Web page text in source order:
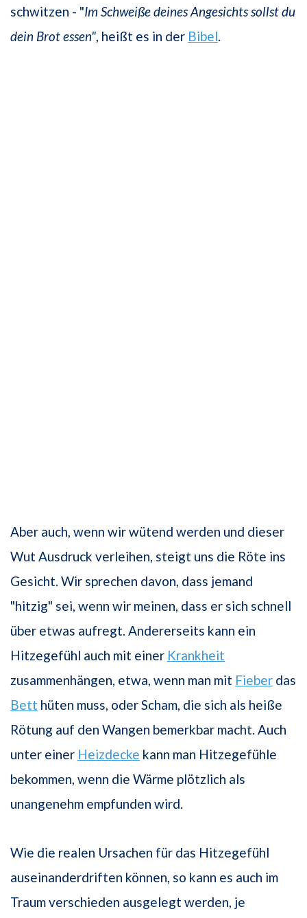
schwitzen - "Im Schweiße deines Angesichts sollst du
dein Brot essen", heißt es in der Bibel.
Aber auch, wenn wir wütend werden und dieser
Wut Ausdruck verleihen, steigt uns die Röte ins
Gesicht. Wir sprechen davon, dass jemand
"hitzig" sei, wenn wir meinen, dass er sich schnell
über etwas aufregt. Andererseits kann ein
Hitzegefühl auch mit einer Krankheit
zusammenhängen, etwa, wenn man mit Fieber das
Bett hüten muss, oder Scham, die sich als heiße
Rötung auf den Wangen bemerkbar macht. Auch
unter einer Heizdecke kann man Hitzegefühle
bekommen, wenn die Wärme plötzlich als
unangenehm empfunden wird.
Wie die realen Ursachen für das Hitzegefühl
auseinanderdriften können, so kann es auch im
Traum verschieden ausgelegt werden, je